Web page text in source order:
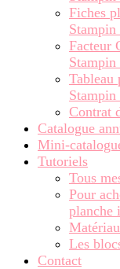
Fiches
Stampin
Facteur
Stampin
Tableau
Stampin
Contrat
Catalogue
Mini-
Tutoriels
Tous
Pour
planche
Les
Contact